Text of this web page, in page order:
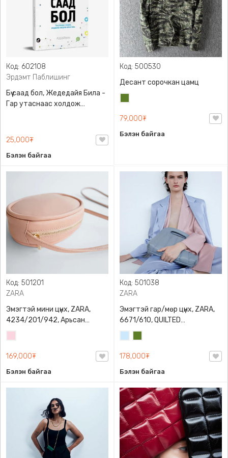
Код: 602108
Эрдэмт Паблишинг
Бүү саад бол, Жедедайя Била -
Гар утаснаас холдож
9789919235192
25,000₮
Бэлэн байгаа
Код: 500530
Десант сорочкан цамц
79,000₮
Бэлэн байгаа
Код: 501201
ZARA
Эмэгтэй мини цүнх, ZARA,
4234/201/942, Арьсан
материалтай, LIMITED EDITION
OVAL LEATHER HANDBAG TRF
169,000₮
Бэлэн байгаа
Код: 501038
ZARA
Эмэгтэй гар/мөр цүнх, ZARA,
6671/610, QUILTED
CROSSBODY BAG WITH HANDLE
178,000₮
Бэлэн байгаа